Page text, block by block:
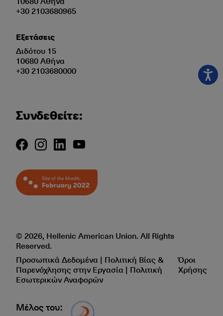
+30 2103680965
Εξετάσεις
Διδότου 15
10680 Αθήνα
+30 2103680000
Συνδεθείτε:
© 2026, Hellenic American Union. All Rights
Reserved.
Προσωπικά Δεδομένα | Πολιτική Βίας &
Παρενόχλησης στην Εργασία | Πολιτική
Εσωτερικών Αναφορών
Όροι
Χρήσης
Μέλος του: